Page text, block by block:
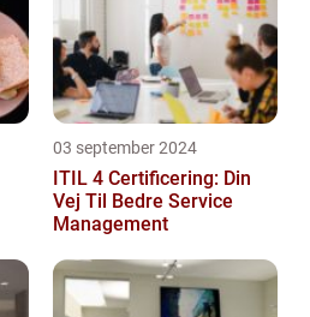
03 september 2024
ITIL 4 Certificering: Din
Vej Til Bedre Service
Management